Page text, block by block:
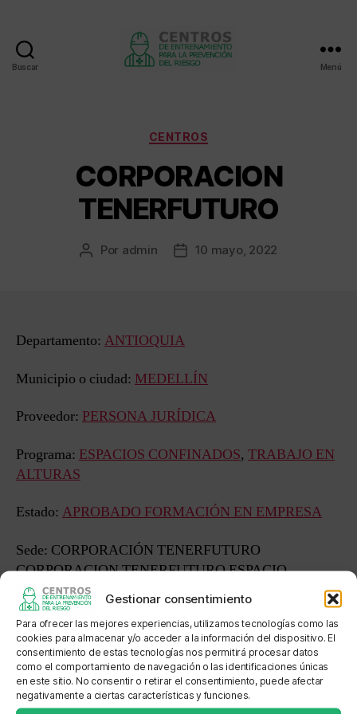
Gestionar consentimiento
Para ofrecer las mejores experiencias, utilizamos tecnologías como las
cookies para almacenar y/o acceder a la información del dispositivo. El
consentimiento de estas tecnologías nos permitirá procesar datos
como el comportamiento de navegación o las identificaciones únicas
en este sitio. No consentir o retirar el consentimiento, puede afectar
negativamente a ciertas características y funciones.
Buscar Menú
Categorías
CENTROS
CORPORACION
TENERFUTURO
Autor
Por admin
Fecha10 mayo, 2022
Departamento: ANTIOQUIA
Municipio o ciudad: MEDELLÍN
Proveedor: PERSONA JURÍDICA
Programa: ESPACIOS CONFINADOS, TRABAJO EN
ALTURAS
Estado: APROBADO FORMACIÓN EN EMPRESA
Sede: CORPORACIÓN TENERFUTURO
CORPORACION TENERFUTURO ESPACIO
CONFINADO
Dirección: CARRERA 51 A N. 12 B SUR 41 Cra 51 A #
12 B sur 41
Localización: BODEGA MEDELLIN